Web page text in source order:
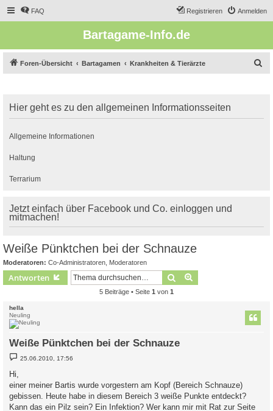
FAQ Anmelden
Registrieren
Bartagame-Info.de
Foren-Übersicht Bartagamen Krankheiten & Tierärzte
e
Hier geht es zu den allgemeinen Informationsseiten
Allgemeine Informationen
Haltung
Terrarium
Jetzt einfach über Facebook und Co. einloggen und
mitmachen!
Weiße Pünktchen bei der Schnauze
Moderatoren: Co-Administratoren Moderatoren
Antworten Suche
5 Beiträge • Seite 1 von 1
hella
Neuling
Weiße Pünktchen bei der Schnauze
B
e
t
r
a
g
25.06.2010, 17:56
Hi,
einer meiner Bartis wurde vorgestern am Kopf (Bereich Schnauze)
gebissen. Heute habe in diesem Bereich 3 weiße Punkte entdeckt?
Kann das ein Pilz sein? Ein Infektion? Wer kann mir mit Rat zur Seite